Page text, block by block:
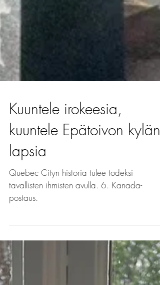
Kuuntele irokeesia,
kuuntele Epätoivon kylän
lapsia
Quebec Cityn historia tulee todeksi
postaus.